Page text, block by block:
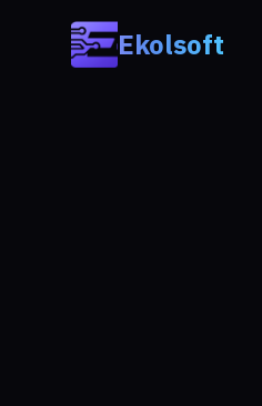
Ekolsoft